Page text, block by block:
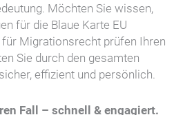
Möchten Sie wissen,
für die Blaue Karte EU
Migrationsrecht prüfen Ihren
Sie durch den gesamten
effizient und persönlich.
Fall – schnell & engagiert.